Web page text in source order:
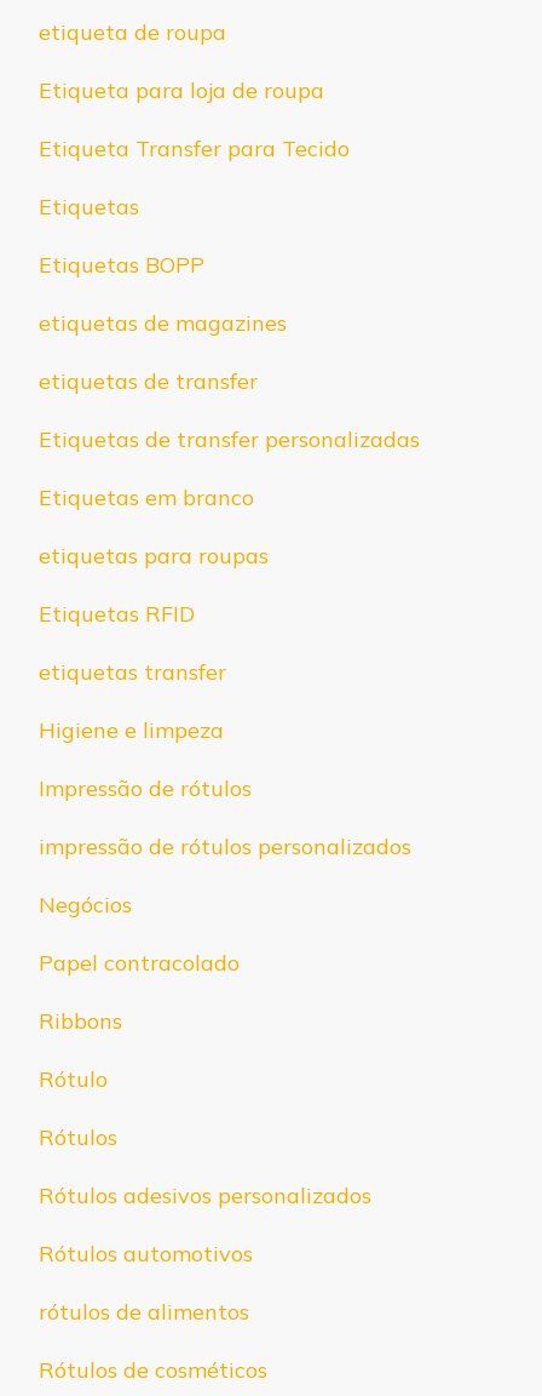
etiqueta de roupa
Etiqueta para loja de roupa
Etiqueta Transfer para Tecido
Etiquetas
Etiquetas BOPP
etiquetas de magazines
etiquetas de transfer
Etiquetas de transfer personalizadas
Etiquetas em branco
etiquetas para roupas
Etiquetas RFID
etiquetas transfer
Higiene e limpeza
Impressão de rótulos
impressão de rótulos personalizados
Negócios
Papel contracolado
Ribbons
Rótulo
Rótulos
Rótulos adesivos personalizados
Rótulos automotivos
rótulos de alimentos
Rótulos de cosméticos